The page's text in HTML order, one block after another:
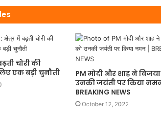
चोरी की
एक बड़ी चुनौती
PM मोदी और शाह ने
उनकी जयंती पर किया
BREAKING NEWS
October 12, 2022